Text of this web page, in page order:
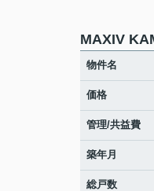
MAXIV
物件名
価格
管理/共益費
築年月
総戸数